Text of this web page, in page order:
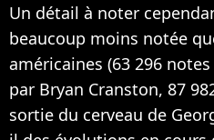
Un détail à noter
beaucoup moins notée
américaines (63 296
par Bryan Cranston, 87
sortie du cerveau de